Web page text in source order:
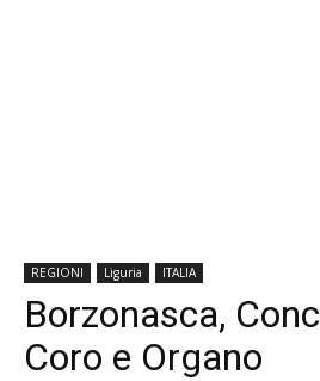
REGIONI Liguria ITALIA
Borzonasca,
Coro e Organo